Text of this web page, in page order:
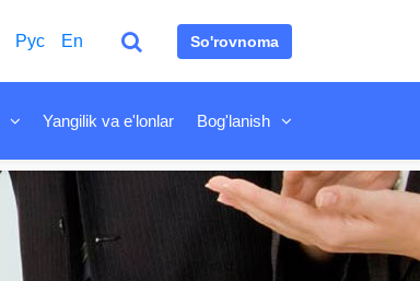
Рус En So'rovnoma
Yangilik va e'lonlar Bog'lanish